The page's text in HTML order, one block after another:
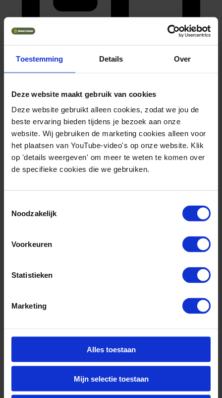
Toestemming Details Over
Deze website maakt gebruik van cookies
Deze website gebruikt alleen cookies, zodat we jou de
beste ervaring bieden tijdens je bezoek aan onze
website. Wij gebruiken de marketing cookies alleen voor
het plaatsen van YouTube-video's op onze website. Klik
op 'details weergeven' om meer te weten te komen over
de specifieke cookies die we gebruiken.
Noodzakelijk
Voorkeuren
Statistieken
Marketing
Alles toestaan
Mijn selectie toestaan